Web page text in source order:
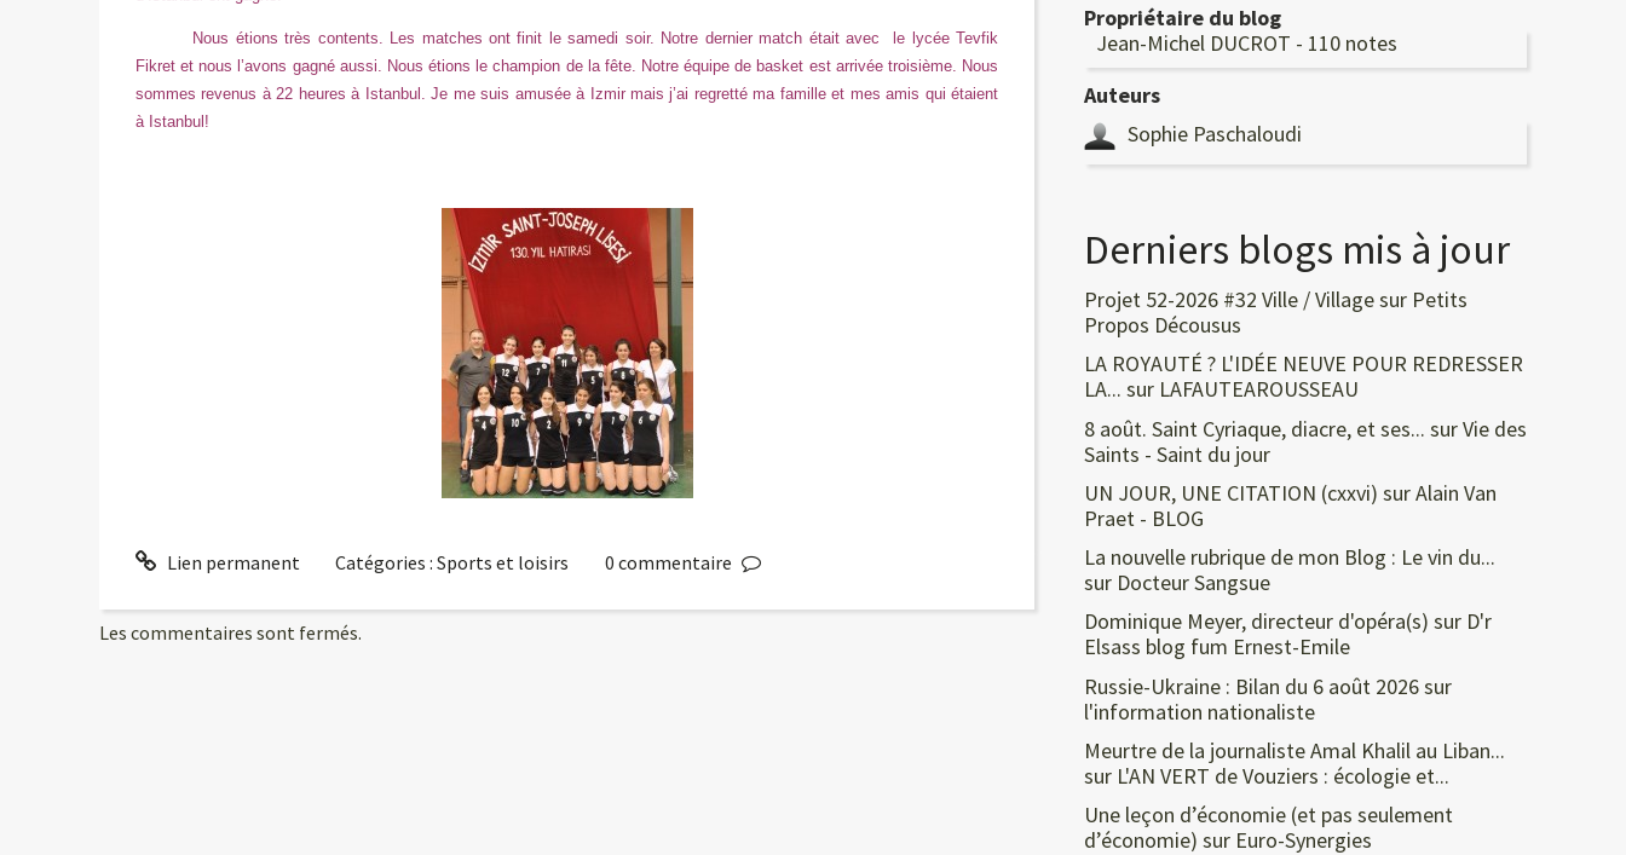
Nous étions très contents. Les matches ont finit le samedi soir. Notre dernier match était avec le lycée Tevfik
Fikret et nous l’avons gagné aussi. Nous étions le champion de la fête. Notre équipe de basket est arrivée troisième. Nous
sommes revenus à 22 heures à Istanbul. Je me suis amusée à Izmir mais j’ai regretté ma famille et mes amis qui étaient
à Istanbul!
Lien permanent Catégories :Sports et loisirs 0 commentaire
Les commentaires sont fermés.
Propriétaire du blog
Jean-Michel DUCROT - 110 notes
Auteurs
Sophie Paschaloudi
Derniers blogs mis à jour
Projet 52-2026 #32 Ville / Villagesur Petits
Propos Décousus
LA ROYAUTÉ ? L'IDÉE NEUVE POUR REDRESSER
LA... sur LAFAUTEAROUSSEAU
8 août. Saint Cyriaque, diacre, et ses... surVie des
Saints - Saint du jour
UN JOUR, UNE CITATION (cxxvi) surAlain Van
Praet - BLOG
La nouvelle rubrique de mon Blog : Le vin du...
sur Docteur Sangsue
Dominique Meyer, directeur d'opéra(s) sur D'r
Elsass blog fum Ernest-Emile
Russie-Ukraine : Bilan du 6 août 2026sur
l'information nationaliste
Meurtre de la journaliste Amal Khalil au Liban...
sur L'AN VERT de Vouziers : écologie et...
Une leçon d’économie (et pas seulement
d’économie) sur Euro-Synergies